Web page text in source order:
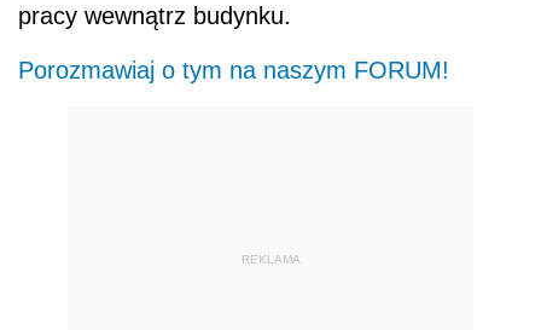
pracy wewnątrz budynku.
Porozmawiaj o tym na naszym FORUM!
REKLAMA